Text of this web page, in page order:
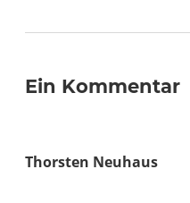
Ein Kommentar
Thorsten Neuhaus